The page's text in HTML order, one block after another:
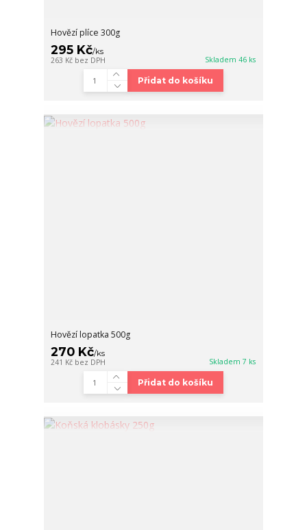
Hovězí plíce 300g
295 Kč/ks
263 Kč bez DPH Skladem 46 ks
Přidat do košíku
Hovězí lopatka 500g
270 Kč/ks
241 Kč bez DPH Skladem 7 ks
Přidat do košíku